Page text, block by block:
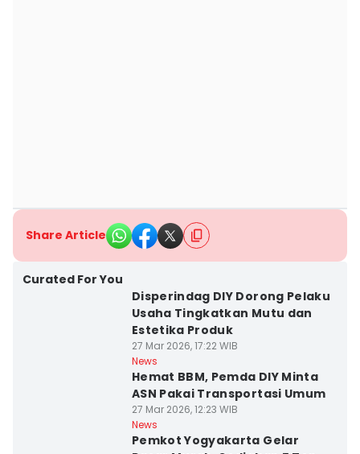
Share Article
Curated For You
Disperindag DIY Dorong Pelaku
Usaha Tingkatkan Mutu dan
Estetika Produk
27 Mar 2026, 17:22 WIB
News
Hemat BBM, Pemda DIY Minta
ASN Pakai Transportasi Umum
27 Mar 2026, 12:23 WIB
News
Pemkot Yogyakarta Gelar